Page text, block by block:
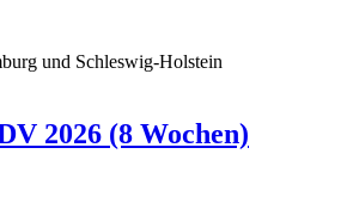
und Schleswig-Holstein
2026 (8 Wochen)